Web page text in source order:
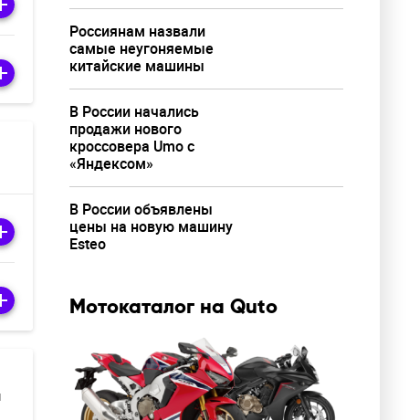
Россиянам назвали
самые неугоняемые
китайские машины
В России начались
продажи нового
кроссовера Umo с
«Яндексом»
В России объявлены
цены на новую машину
Esteo
Мотокаталог на Quto